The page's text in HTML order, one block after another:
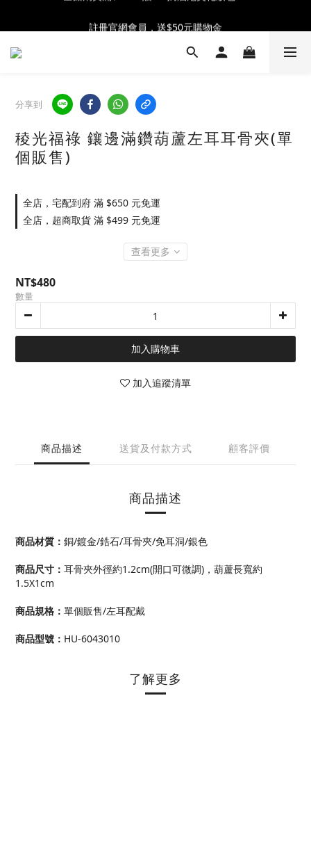
註冊官網會員，送$50元購物金
全館消費滿$2300 贈 ♡ 奶油泡芙化妝包 ♡
分享到
稜光福祿 鑲邊滿鑽葫蘆左耳耳骨夾(單
個販售)
全店，宅配到府 滿 $650 元免運
全店，超商取貨 滿 $499 元免運
查看更多
NT$480
數量
加入購物車
加入追蹤清單
商品描述 送貨及付款方式 顧客評價
商品描述
商品材質 ： 銅/鍍金/鋯石/耳骨夾/免耳洞/銀色
商品尺寸 ： 耳骨夾外徑約1.2cm(開口可微調)，葫蘆長寬約
1.5X1cm
商品規格 ： 單個販售/左耳配戴
商品型號 ： HU-6043010
了解更多